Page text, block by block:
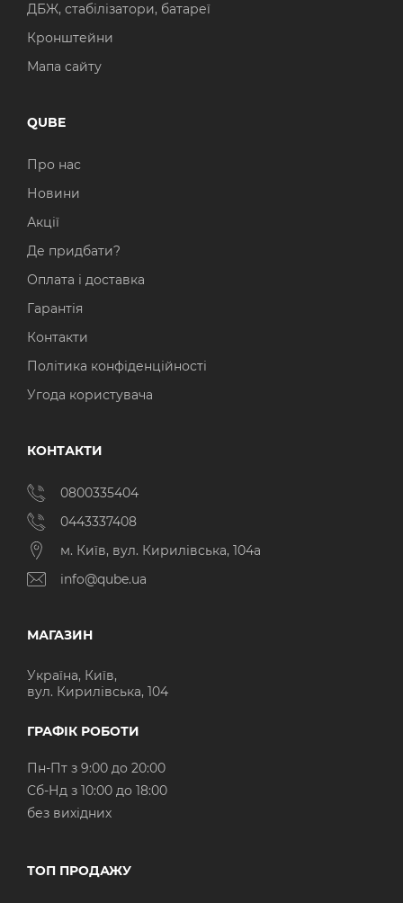
ДБЖ, стабілізатори, батареї
Кронштейни
Мапа сайту
QUBE
Про нас
Новини
Акції
Де придбати?
Оплата і доставка
Гарантія
Контакти
Політика конфіденційності
Угода користувача
КОНТАКТИ
0800335404
0443337408
м. Київ, вул. Кирилівська, 104а
info@qube.ua
МАГАЗИН
Україна, Київ,
вул. Кирилівська, 104
ГРАФІК РОБОТИ
Пн-Пт з 9:00 до 20:00
Cб-Нд з 10:00 до 18:00
без вихідних
ТОП ПРОДАЖУ